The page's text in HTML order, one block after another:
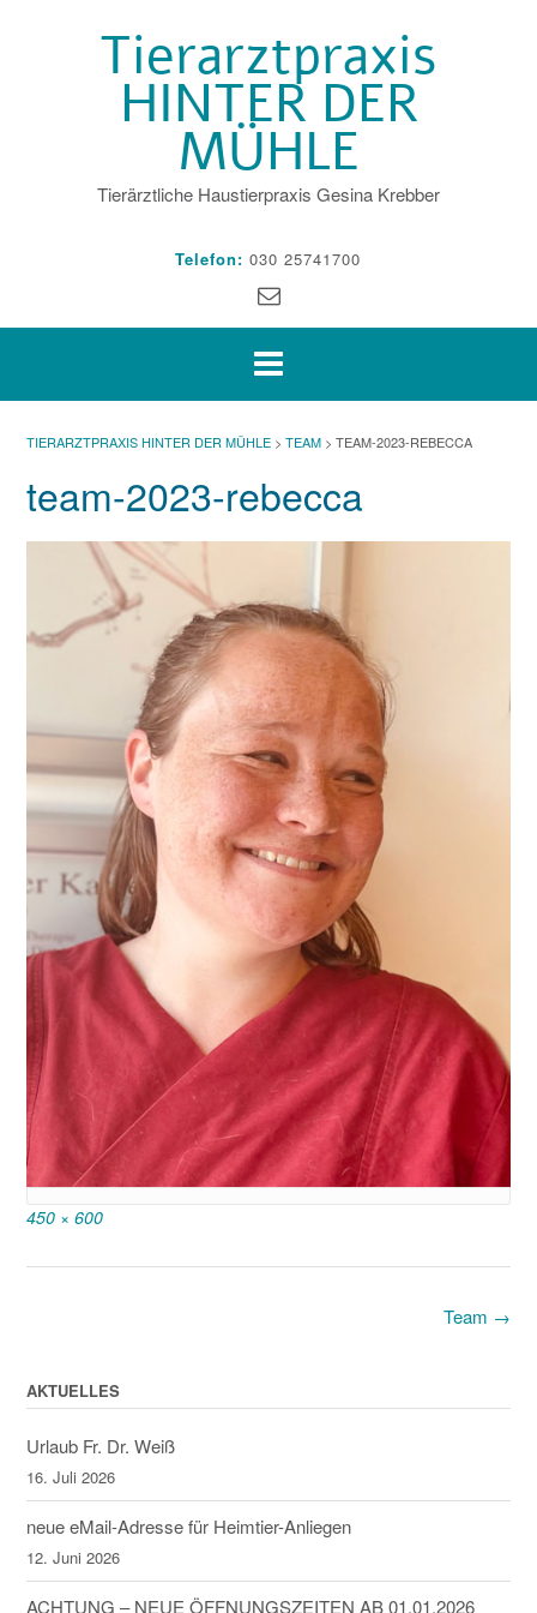
Tierarztpraxis
HINTER DER
MÜHLE
Tierärztliche Haustierpraxis Gesina Krebber
Telefon: 030 25741700
TIERARZTPRAXIS HINTER DER MÜHLE > TEAM > TEAM-2023-REBECCA
team-2023-rebecca
Full
450 × 600
Team →
AKTUELLES
Urlaub Fr. Dr. Weiß
16. Juli 2026
neue eMail-Adresse für Heimtier-Anliegen
12. Juni 2026
ACHTUNG – NEUE ÖFFNUNGSZEITEN AB 01.01.2026